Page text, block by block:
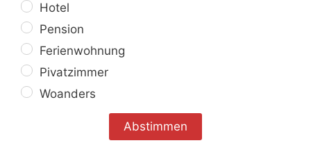
Hotel
Pension
Ferienwohnung
Pivatzimmer
Woanders